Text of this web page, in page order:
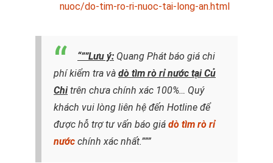
nuoc/do-tim-ro-ri-nuoc-tai-long-an.html
“””Lưu ý: Quang Phát báo giá chi
phí kiểm tra và dò tìm rò rỉ nước tại Củ
Chitrên chưa chính xác 100%… Quý
khách vui lòng liên hệ đến Hotline để
được hỗ trợ tư vấn báo giá dò tìm rò rỉ
nước chính xác nhất.”””